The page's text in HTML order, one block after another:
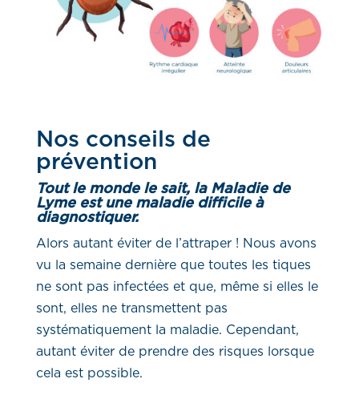
Nos conseils de
prévention
Tout le monde le sait, la Maladie de
Lyme est une maladie difficile à
diagnostiquer.
Alors autant éviter de l’attraper ! Nous avons
vu la semaine dernière que toutes les tiques
ne sont pas infectées et que, même si elles le
sont, elles ne transmettent pas
systématiquement la maladie. Cependant,
autant éviter de prendre des risques lorsque
cela est possible.